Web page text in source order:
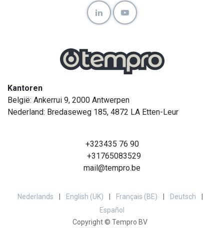
Kantoren
België: Ankerrui 9, 2000 Antwerpen
Nederland: Bredaseweg 185, 4872 LA Etten-Leur
+323435 76 90
+31765083529
mail@tempro.be
Copyright © Tempro BV
Nederlands English (UK) Français (BE) Deutsch
Español